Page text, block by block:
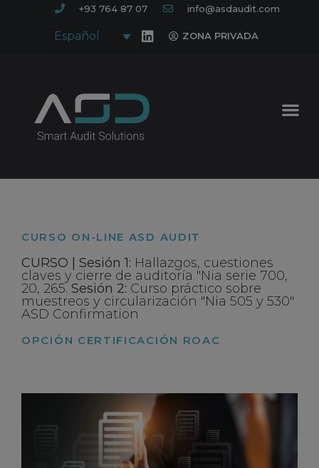
+93 764 87 07 info@asdaudit.com
Español ZONA PRIVADA
CURSO ON-LINE ASD AUDIT
CURSO | Sesión 1: Hallazgos, cuestiones
claves y cierre de auditoría "Nia serie 700,
20, 265. Sesión 2: Curso práctico sobre
muestreos y circularización "Nia 505 y 530"
ASD Confirmation
OPCIÓN CERTIFICACIÓN ROAC